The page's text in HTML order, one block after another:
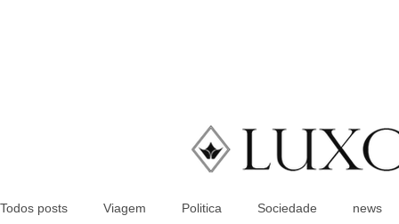
Todos posts Viagem Politica Sociedade news